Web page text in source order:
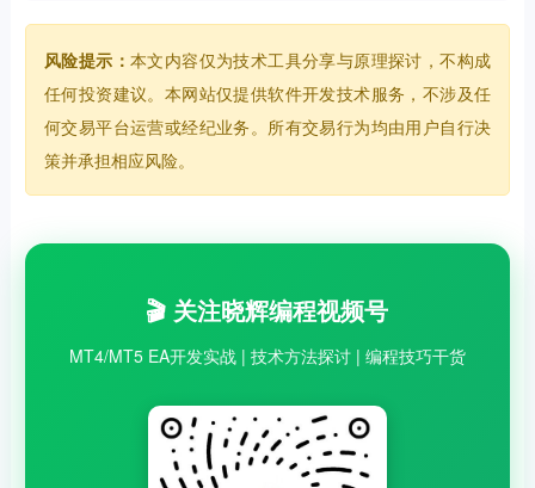
风险提示： 本文内容仅为技术工具分享与原理探讨，不构成
任何投资建议。本网站仅提供软件开发技术服务，不涉及任
何交易平台运营或经纪业务。所有交易行为均由用户自行决
策并承担相应风险。
🎬 关注晓辉编程视频号
MT4/MT5 EA开发实战 | 技术方法探讨 | 编程技巧干货